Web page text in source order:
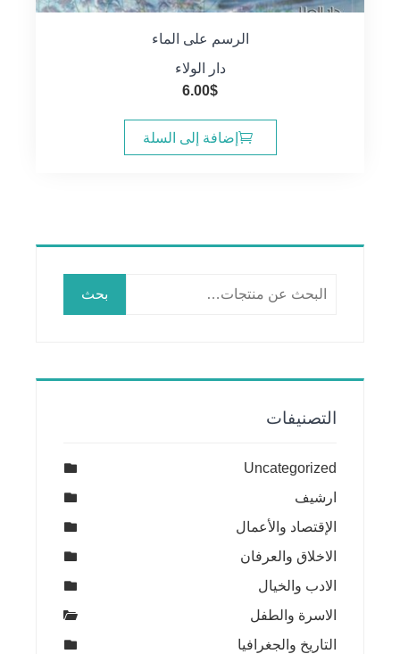
الرسم على الماء
دار الولاء
6.00$
إضافة إلى السلة
بحث
التصنيفات
Uncategorized
ارشيف
الإقتصاد والأعمال
الاخلاق والعرفان
الادب والخيال
الاسرة والطفل
التاريخ والجغرافيا